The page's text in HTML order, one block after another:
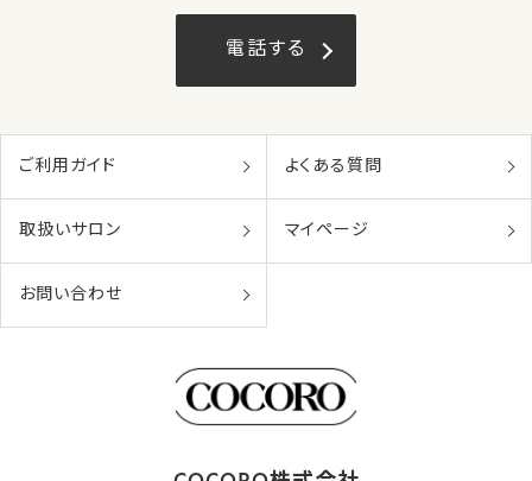
電話する
ご利用ガイド よくある質問
取扱いサロン マイページ
お問い合わせ